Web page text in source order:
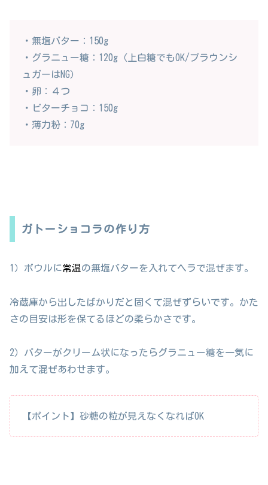
・無塩バター：150g
・グラニュー糖：120g（上白糖でもOK/ブラウンシ
ュガーはNG）
・卵：４つ
・ビターチョコ：150g
・薄力粉：70g
ガトーショコラの作り方
1）ボウルに常温の無塩バターを入れてヘラで混ぜます。
冷蔵庫から出したばかりだと固くて混ぜずらいです。かた
さの目安は形を保てるほどの柔らかさです。
2）バターがクリーム状になったらグラニュー糖を一気に
加えて混ぜあわせます。
【ポイント】砂糖の粒が見えなくなればOK